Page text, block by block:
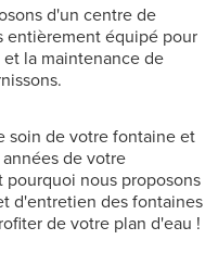
d'un centre de
entièrement équipé pour
la maintenance de
soin de votre fontaine et
de votre
pourquoi nous proposons
d'entretien des fontaines
de votre plan d'eau !